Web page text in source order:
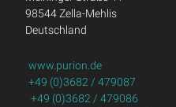
98544 Zella-Mehlis
Deutschland
www.purion.de
+49 (0)3682 / 479087
+49 (0)3682 / 479086